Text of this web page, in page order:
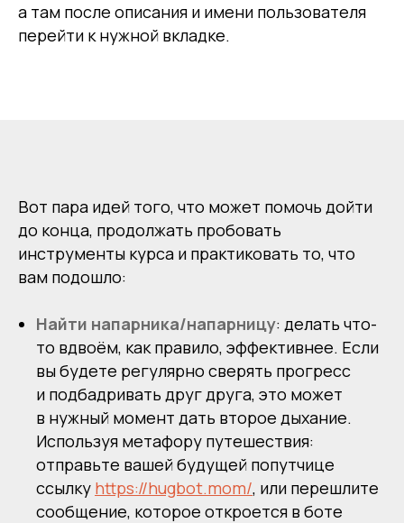
а там после описания и имени пользователя
перейти к нужной вкладке.
Вот пара идей того, что может помочь дойти
до конца, продолжать пробовать
инструменты курса и практиковать то, что
вам подошло:
Найти напарника/напарницу: делать что-
то вдвоём, как правило, эффективнее. Если
вы будете регулярно сверять прогресс
и подбадривать друг друга, это может
в нужный момент дать второе дыхание.
Используя метафору путешествия:
отправьте вашей будущей попутчице
ссылку https://hugbot.mom/, или перешлите
сообщение, которое откроется в боте